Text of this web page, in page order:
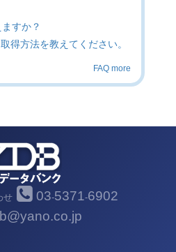
すか？
得方法を教えてください。
FAQ more
せ 03-5371-6902